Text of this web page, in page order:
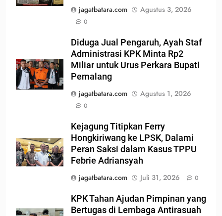
jagatbatara.com
Agustus 3, 2026
0
Diduga Jual Pengaruh, Ayah Staf
Administrasi KPK Minta Rp2
Miliar untuk Urus Perkara Bupati
Pemalang
jagatbatara.com
Agustus 1, 2026
0
Kejagung Titipkan Ferry
Hongkiriwang ke LPSK, Dalami
Peran Saksi dalam Kasus TPPU
Febrie Adriansyah
jagatbatara.com
Juli 31, 2026 0
KPK Tahan Ajudan Pimpinan yang
Bertugas di Lembaga Antirasuah